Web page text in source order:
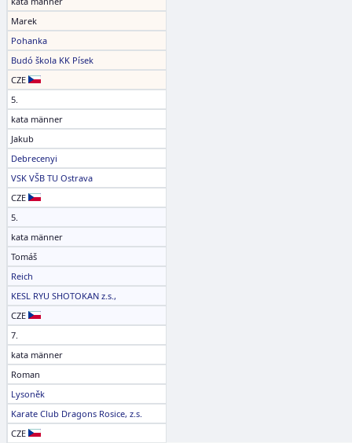
Marek
Pohanka
Budó škola KK Písek
CZE
5.
kata männer
Jakub
Debrecenyi
VSK VŠB TU Ostrava
CZE
5.
kata männer
Tomáš
Reich
KESL RYU SHOTOKAN z.s.,
CZE
7.
kata männer
Roman
Lysoněk
Karate Club Dragons Rosice, z.s.
CZE